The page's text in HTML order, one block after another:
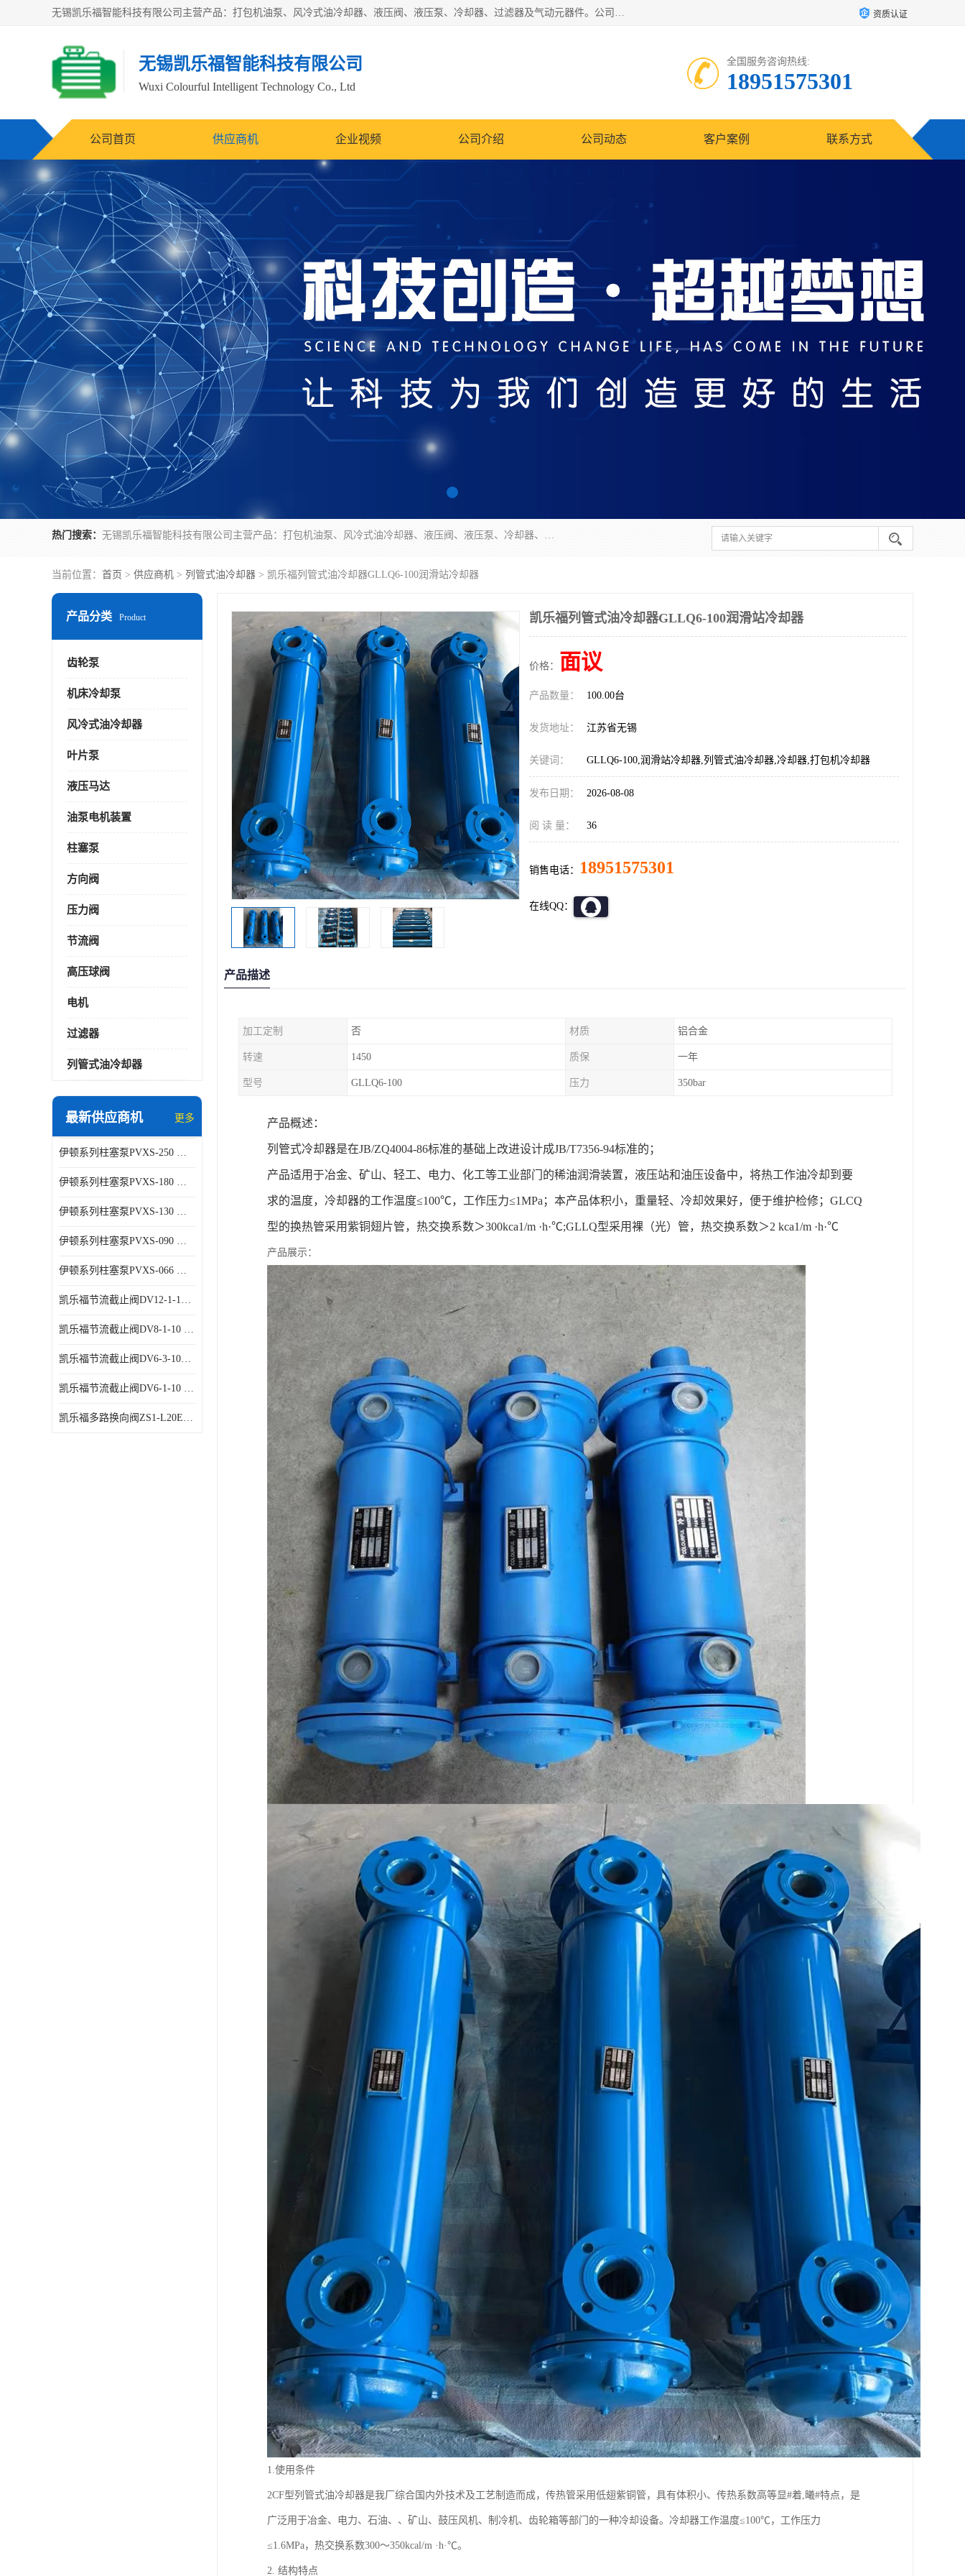
无锡凯乐福智能科技有限公司主营产品：打包机油泵、风冷式油冷却器、液压阀、液压泵、冷却器、过滤器及气动元器件。公司主导生产齿轮泵、齿轮马达、液压阀等产品。共计100多个系列、3000余种规格。覆盖了液压系统的动力元件、控制元件和执行元件，具备较强的成套供货、服务能力。 资质认证
无锡凯乐福智能科技有限公司
Wuxi Colourful Intelligent Technology Co., Ltd
全国服务咨询热线:
18951575301
公司首页 供应商机 企业视频 公司介绍 公司动态 客户案例 联系方式
热门搜索： 无锡凯乐福智能科技有限公司主营产品：打包机油泵、风冷式油冷却器、液压阀、液压泵、冷却器、过滤器及气动元器件。公司主导生产齿轮泵、齿轮马达、液压阀等产品。共计100多个系列、3000余种规格。覆盖了液压系统的动力元件、控制元件和执行元件，具备较强的成套供货、服务能力。
当前位置： 首页 > 供应商机 > 列管式油冷却器 > 凯乐福列管式油冷却器GLLQ6-100润滑站冷却器
产品分类 Product
齿轮泵
机床冷却泵
风冷式油冷却器
叶片泵
液压马达
油泵电机装置
柱塞泵
方向阀
压力阀
节流阀
高压球阀
电机
过滤器
列管式油冷却器
最新供应商机 更多
伊顿系列柱塞泵PVXS-250 钢铁厂液压系统增压油泵
伊顿系列柱塞泵PVXS-180 钢铁厂液压系统增压油泵
伊顿系列柱塞泵PVXS-130 钢铁厂液压系统增压油泵
伊顿系列柱塞泵PVXS-090 钢铁厂液压系统增压油泵
伊顿系列柱塞泵PVXS-066 钢铁厂液压系统增压油泵
凯乐福节流截止阀DV12-1-10 液压站节流阀
凯乐福节流截止阀DV8-1-10 液压站节流阀
凯乐福节流截止阀DV6-3-10液压站节流阀
凯乐福节流截止阀DV6-1-10 液压站节流阀
凯乐福多路换向阀ZS1-L20E-OT多路阀厂家
凯乐福列管式油冷却器GLLQ6-100润滑站冷却器
价格： 面议
产品数量： 100.00台
发货地址： 江苏省无锡
关键词： GLLQ6-100,润滑站冷却器,列管式油冷却器,冷却器,打包机冷却器
发布日期： 2026-08-08
阅 读 量： 36
销售电话： 18951575301
在线QQ：
产品描述
加工定制 否 材质 铝合金
转速 1450 质保 一年
型号 GLLQ6-100 压力 350bar
产品概述：
列管式冷却器是在JB/ZQ4004-86标准的基础上改进设计成JB/T7356-94标准的；
产品适用于冶金、矿山、轻工、电力、化工等工业部门的稀油润滑装置，液压站和油压设备中，将热工作油冷却到要
求的温度，冷却器的工作温度≤100℃，工作压力≤1MPa；本产品体积小，重量轻、冷却效果好，便于维护检修；GLCQ
型的换热管采用紫铜翅片管，热交换系数＞300kca1/m ·h·℃;GLLQ型采用裸（光）管，热交换系数＞2 kca1/m ·h·℃
产品展示：
1.使用条件
2CF型列管式油冷却器是我厂综合国内外技术及工艺制造而成，传热管采用低翅紫铜管，具有体积小、传热系数高等显#着,曦#特点，是
广泛用于冶金、电力、石油、、矿山、鼓压风机、制冷机、齿轮箱等部门的一种冷却设备。冷却器工作温度≤100℃，工作压力
≤1.6MPa，热交换系数300～350kcal/m ·h·℃。
2. 结构特点